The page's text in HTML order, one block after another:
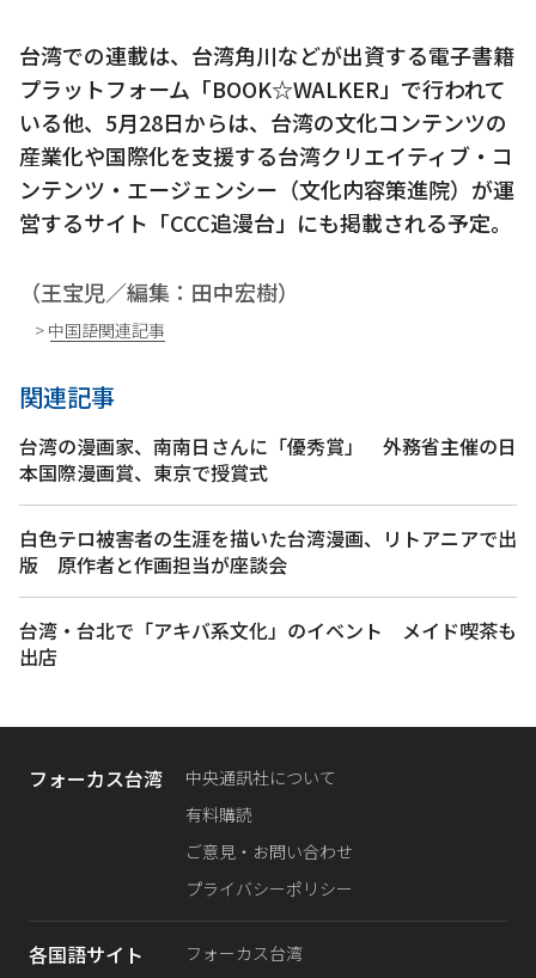
台湾での連載は、台湾角川などが出資する電子書籍
プラットフォーム「BOOK☆WALKER」で行われて
いる他、5月28日からは、台湾の文化コンテンツの
産業化や国際化を支援する台湾クリエイティブ・コ
ンテンツ・エージェンシー（文化内容策進院）が運
営するサイト「CCC追漫台」にも掲載される予定。
（王宝児／編集：田中宏樹）
> 中国語関連記事
関連記事
台湾の漫画家、南南日さんに「優秀賞」 外務省主催の日
本国際漫画賞、東京で授賞式
白色テロ被害者の生涯を描いた台湾漫画、リトアニアで出
版 原作者と作画担当が座談会
台湾・台北で「アキバ系文化」のイベント メイド喫茶も
出店
フォーカス台湾
中央通訊社について
有料購読
ご意見・お問い合わせ
プライバシーポリシー
各国語サイト
フォーカス台湾